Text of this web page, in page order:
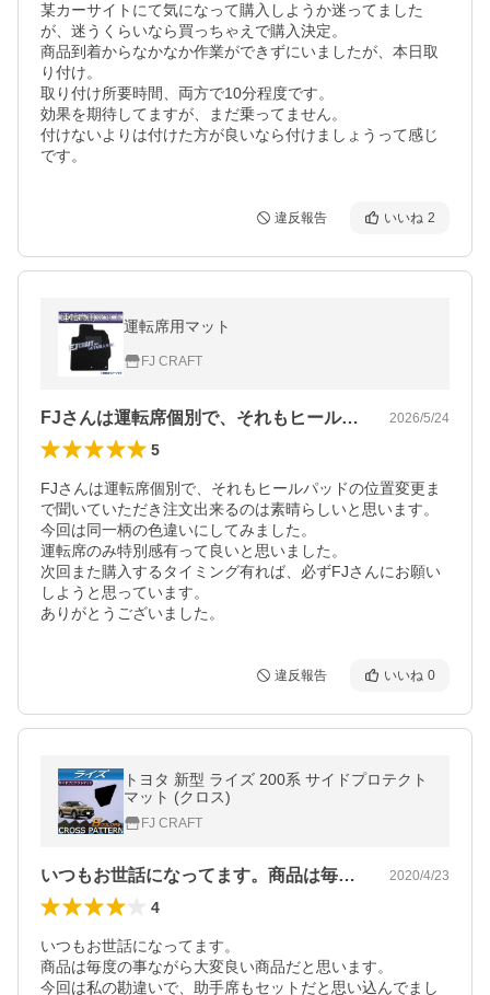
某カーサイトにて気になって購入しようか迷ってました
が、迷うくらいなら買っちゃえで購入決定。
商品到着からなかなか作業ができずにいましたが、本日取
り付け。
取り付け所要時間、両方で10分程度です。
効果を期待してますが、まだ乗ってません。
付けないよりは付けた方が良いなら付けましょうって感じ
です。
違反報告 いいね 2
運転席用マット
FJ CRAFT
FJさんは運転席個別で、それもヒールパ… 2026/5/24
5
FJさんは運転席個別で、それもヒールパッドの位置変更ま
で聞いていただき注文出来るのは素晴らしいと思います。
今回は同一柄の色違いにしてみました。
運転席のみ特別感有って良いと思いました。
次回また購入するタイミング有れば、必ずFJさんにお願い
しようと思っています。
ありがとうございました。
違反報告 いいね 0
トヨタ 新型 ライズ 200系 サイドプロテクト
マット (クロス)
FJ CRAFT
いつもお世話になってます。商品は毎度の… 2020/4/23
4
いつもお世話になってます。
商品は毎度の事ながら大変良い商品だと思います。
今回は私の勘違いで、助手席もセットだと思い込んでまし